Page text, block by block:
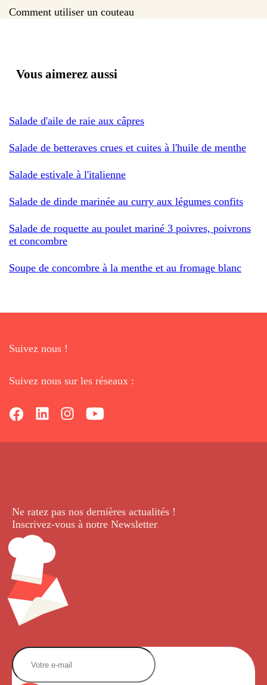
Comment utiliser un couteau
Vous aimerez aussi
Salade d'aile de raie aux câpres
Salade de betteraves crues et cuites à l'huile de menthe
Salade estivale à l'italienne
Salade de dinde marinée au curry aux légumes confits
Salade de roquette au poulet mariné 3 poivres, poivrons
et concombre
Soupe de concombre à la menthe et au fromage blanc
Suivez nous !
Suivez nous sur les réseaux :
Ne ratez pas nos dernières actualités !
Inscrivez-vous à notre Newsletter.